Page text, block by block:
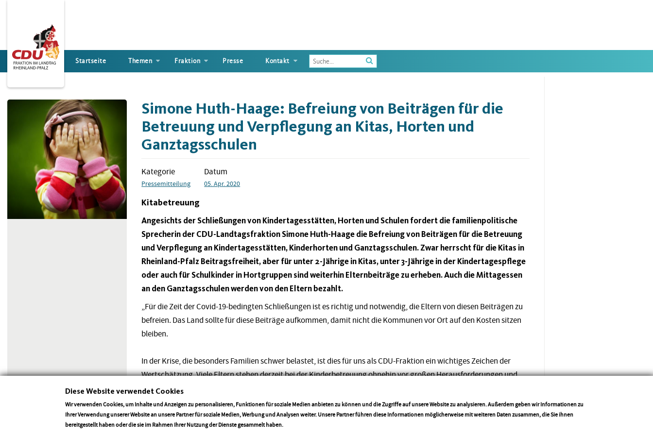
Startseite Themen Fraktion Presse Kontakt
Enter
the
wish
to
for
Simone Huth-Haage: Befreiung von Beiträgen für die
Betreuung und Verpflegung an Kitas, Horten und
Ganztagsschulen
Kategorie
Pressemitteilung
Datum
05. Apr. 2020
Kitabetreuung
Angesichts der Schließungen von Kindertagesstätten, Horten und Schulen fordert die familienpolitische
Sprecherin der CDU-Landtagsfraktion Simone Huth-Haage die Befreiung von Beiträgen für die Betreuung
und Verpflegung an Kindertagesstätten, Kinderhorten und Ganztagsschulen. Zwar herrscht für die Kitas in
Rheinland-Pfalz Beitragsfreiheit, aber für unter 2-Jährige in Kitas, unter 3-Jährige in der Kindertagespflege
oder auch für Schulkinder in Hortgruppen sind weiterhin Elternbeiträge zu erheben. Auch die Mittagessen
an den Ganztagsschulen werden von den Eltern bezahlt.
„Für die Zeit der Covid-19-bedingten Schließungen ist es richtig und notwendig, die Eltern von diesen Beiträgen zu
befreien. Das Land sollte für diese Beiträge aufkommen, damit nicht die Kommunen vor Ort auf den Kosten sitzen
bleiben.
In der Krise, die besonders Familien schwer belastet, ist dies für uns als CDU-Fraktion ein wichtiges Zeichen der
Wertschätzung. Viele Eltern stehen derzeit bei der Kinderbetreuung ohnehin vor großen Herausforderungen und
haben aufgrund der Corona-Krise ernste wirtschaftliche Sorgen. Eine finanzielle Entlastung von Seiten des Landes
ist hier das richtige Signal, um sie in Zeiten der Krise zu unterstützen.“
Diese Website verwendet Cookies
Wir verwenden Cookies, um Inhalte und Anzeigen zu personalisieren, Funktionen für soziale Medien anbieten zu können und die Zugriffe auf unsere Website zu analysieren. Außerdem geben wir Informationen zu
Ihrer Verwendung unserer Website an unsere Partner für soziale Medien, Werbung und Analysen weiter. Unsere Partner führen diese Informationen möglicherweise mit weiteren Daten zusammen, die Sie ihnen
bereitgestellt haben oder die sie im Rahmen Ihrer Nutzung der Dienste gesammelt haben.